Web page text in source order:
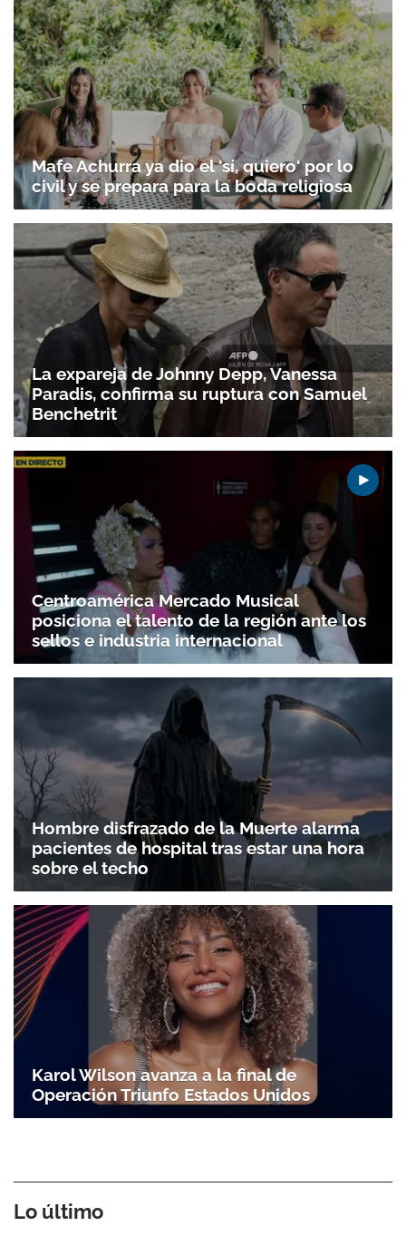
Mafe Achurra ya dio el 'sí, quiero' por lo
civil y se prepara para la boda religiosa
La expareja de Johnny Depp, Vanessa
Paradis, confirma su ruptura con Samuel
Benchetrit
Centroamérica Mercado Musical
posiciona el talento de la región ante los
sellos e industria internacional
Hombre disfrazado de la Muerte alarma
pacientes de hospital tras estar una hora
sobre el techo
Karol Wilson avanza a la final de
Operación Triunfo Estados Unidos
Lo último